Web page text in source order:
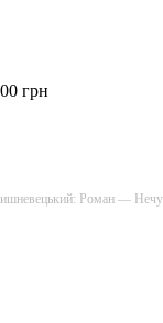
грн
Роман —